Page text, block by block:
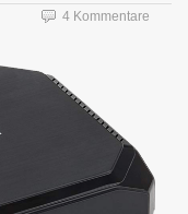
4 Kommentare